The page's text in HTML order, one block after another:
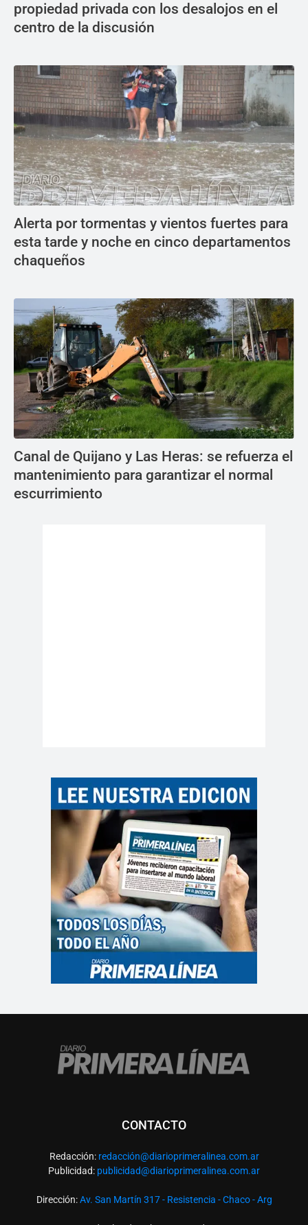
propiedad privada con los desalojos en el
centro de la discusión
Alerta por tormentas y vientos fuertes para
esta tarde y noche en cinco departamentos
chaqueños
Canal de Quijano y Las Heras: se refuerza el
mantenimiento para garantizar el normal
escurrimiento
CONTACTO
Redacción: redacción@diarioprimeralinea.com.ar
Publicidad: publicidad@diarioprimeralinea.com.ar
Dirección:Av. San Martín 317 - Resistencia - Chaco - Arg